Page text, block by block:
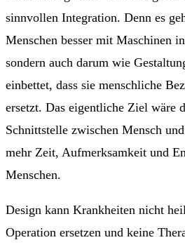
sinnvollen Integration. Denn es
Menschen besser mit Maschinen
sondern auch darum wie
einbettet, dass sie menschliche
ersetzt. Das eigentliche Ziel wäre
Schnittstelle zwischen Mensch
mehr Zeit, Aufmerksamkeit und
Menschen.
Design kann Krankheiten nicht
Operation ersetzen und keine